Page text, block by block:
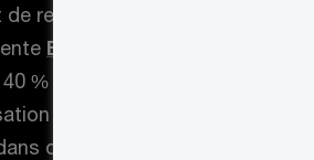
rester pertinentes et rentables.
Enquête mondiale auprès
40 % des dirigeants interrogés
ne sera plus
dix ans si elle continue sur la